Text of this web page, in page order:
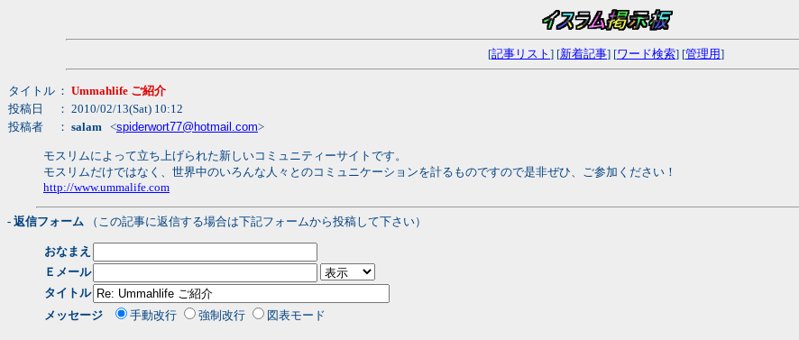
[記事リスト ] [新着記事] [ワード検索] [管理用]
タイトル ： Ummahlife ご紹介
投稿日
： 2010/02/13(Sat) 10:12
投稿者
： salam <spiderwort77@hotmail.com>
モスリムによって立ち上げられた新しいコミュニティーサイトです。
モスリムだけではなく、世界中のいろんな人々とのコミュニケーションを計るものですので是非ぜひ、ご参加ください！
http://www.ummalife.com
- 返信フォーム （この記事に返信する場合は下記フォームから投稿して下さい）
おなまえ
Ｅメール
タイトル
メッセージ
手動改行 強制改行 図表モード